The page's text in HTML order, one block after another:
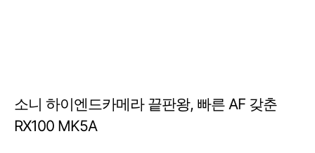
소니 하이엔드카메라 끝판왕, 빠른 AF 갖춘
RX100 MK5A